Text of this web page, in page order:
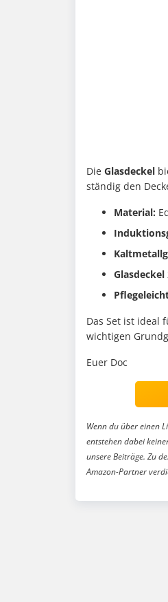
Die Glasdeckel
ständig den
Material:
Glasdeckel
Das Set ist ideal
wichtigen
Euer Doc
Wenn du über einen
entstehen dabei
unsere Beiträge. Zu
Amazon-Partner